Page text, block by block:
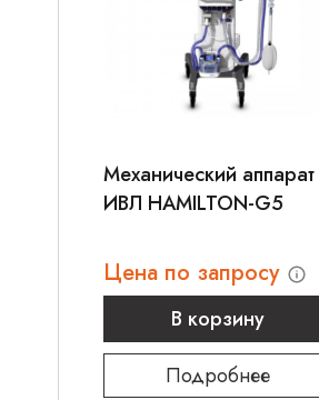
Механический аппарат
ИВЛ HAMILTON-G5
Цена по запросу
В корзину
Подробнее